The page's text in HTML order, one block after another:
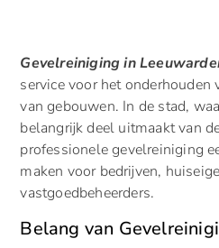
Gevelreiniging in
service voor het
van gebouwen. In de stad,
belangrijk deel uitmaakt van
professionele gevelreiniging
maken voor bedrijven,
vastgoedbeheerders.
Belang van